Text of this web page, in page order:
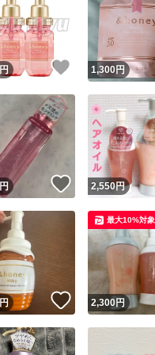
円 いいね！
1,300円
円 いいね！
2,550円
円 いいね！
2,300円
最大10%対象